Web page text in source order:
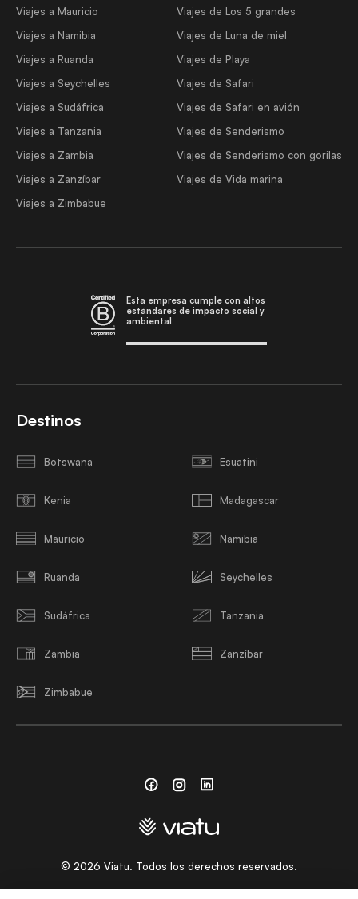
Viajes a Mauricio
Viajes a Namibia
Viajes a Ruanda
Viajes a Seychelles
Viajes a Sudáfrica
Viajes a Tanzania
Viajes a Zambia
Viajes a Zanzíbar
Viajes a Zimbabue
Viajes de Los 5 grandes
Viajes de Luna de miel
Viajes de Playa
Viajes de Safari
Viajes de Safari en avión
Viajes de Senderismo
Viajes de Senderismo con gorilas
Viajes de Vida marina
Esta empresa cumple con altos
estándares de impacto social y
ambiental.
Destinos
Botswana Esuatini
Kenia Madagascar
Mauricio Namibia
Ruanda Seychelles
Sudáfrica Tanzania
Zambia Zanzíbar
Zimbabue
© 2026 Viatu. Todos los derechos reservados.
FacebookInstagramLinkedin